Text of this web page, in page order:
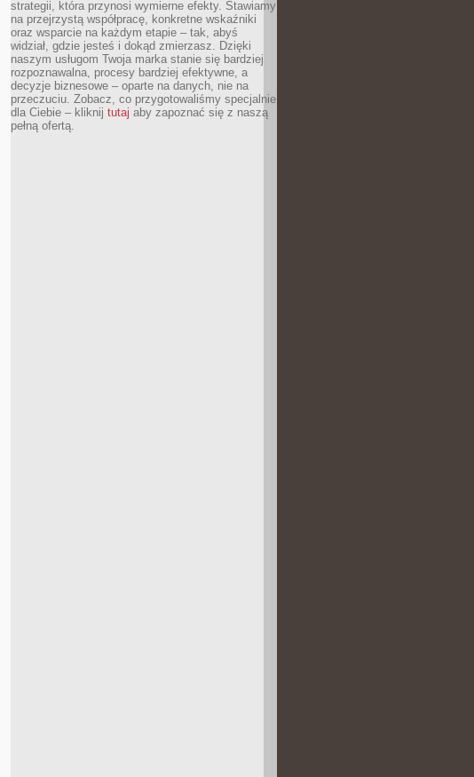
strategii, która przynosi wymierne efekty. Stawiamy
na przejrzystą współpracę, konkretne wskaźniki
oraz wsparcie na każdym etapie – tak, abyś
widział, gdzie jesteś i dokąd zmierzasz. Dzięki
naszym usługom Twoja marka stanie się bardziej
rozpoznawalna, procesy bardziej efektywne, a
decyzje biznesowe – oparte na danych, nie na
przeczuciu. Zobacz, co przygotowaliśmy specjalnie
dla Ciebie – kliknij tutaj aby zapoznać się z naszą
pełną ofertą.